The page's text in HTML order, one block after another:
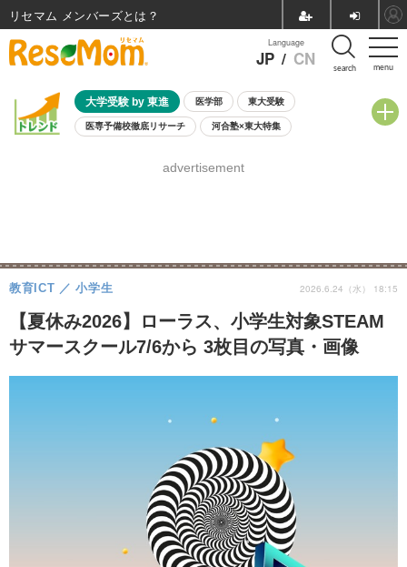
menu
Language
JP / CN search
大学受験 by 東進 医学部 東大受験
医専予備校徹底リサーチ 河合塾×東大特集
8月開催学校説明会・相談会
advertisement
【夏休み2026】ローラス、小学生対象STEAM
サマースクール7/6から 3枚目の写真・画像
教育ICT 小学生 2026.6.24（水） 18:15
リセマム メンバーズ